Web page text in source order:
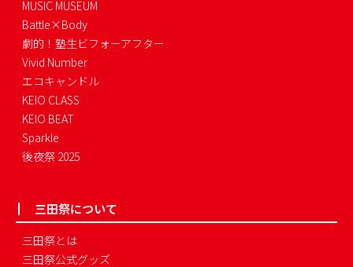
MUSIC MUSEUM
Battle×Body
劇的！塾生ビフォーアフター
Vivid Number
エコキャンドル
KEIO CLASS
KEIO BEAT
Sparkle
後夜祭 2025
三田祭について
三田祭とは
三田祭公式グッズ